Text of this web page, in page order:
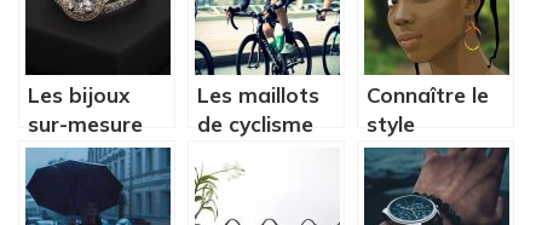
parents.
Les bijoux
sur-mesure
sont des
accessoires
tendances
Les maillots
de cyclisme
encore
tendance
Connaître le
style
vestimentaire
africain